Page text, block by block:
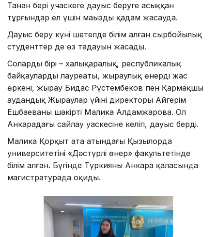
Таңнан бері учаскеге дауыс беруге асыққан
тұрғындар ел үшін маңызды қадам жасауда.
Дауыс беру күні шетелде білім алған сырбойылық
студенттер де өз таңдауын жасады.
Солардың бірі – халықаралық, республикалық
байқаулардың лауреаты, жыраулық өнердің жас
өркені, жырау Бидас Рүстембеков пен Қармақшы
аудандық Жыраулар үйінің директоры Айгерім
Ешбаеваның шәкірті Малика Алдамжарова. Ол
Анкарадағы сайлау уаскесіне келіп, дауыс берді.
Малика Қорқыт ата атындағы Қызылорда
университетінің «Дәстүрлі өнер» факультетінде
білім алған. Бүгінде Түркияның Анкара қаласында
магистратурада оқиды.